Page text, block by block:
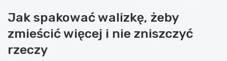
Jak spakować walizkę, żeby
zmieścić więcej i nie zniszczyć
rzeczy